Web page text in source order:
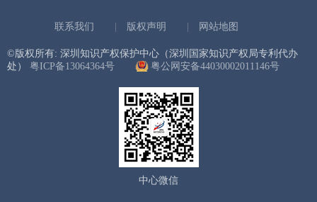
联系我们 版权声明 网站地图
©版权所有: 深圳知识产权保护中心（深圳国家知识产权局专利代办
处） 粤ICP备13064364号 粤公网安备44030002011146号
中心微信